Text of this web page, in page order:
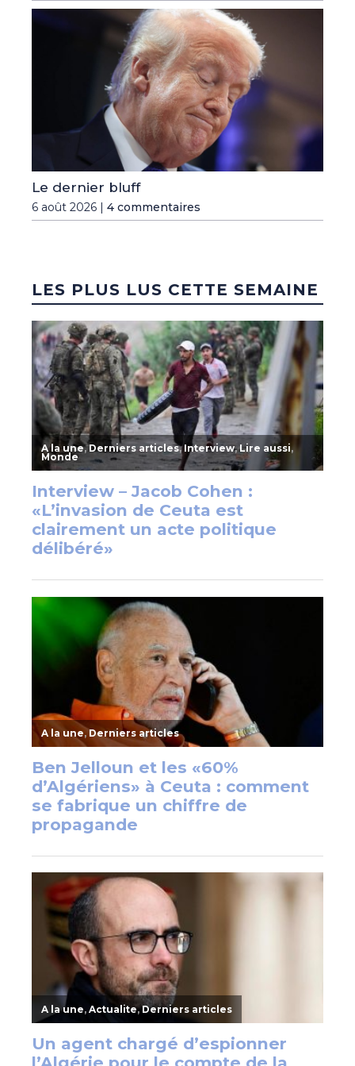
Le dernier bluff
6 août 2026 | 4 commentaires
LES PLUS LUS CETTE SEMAINE